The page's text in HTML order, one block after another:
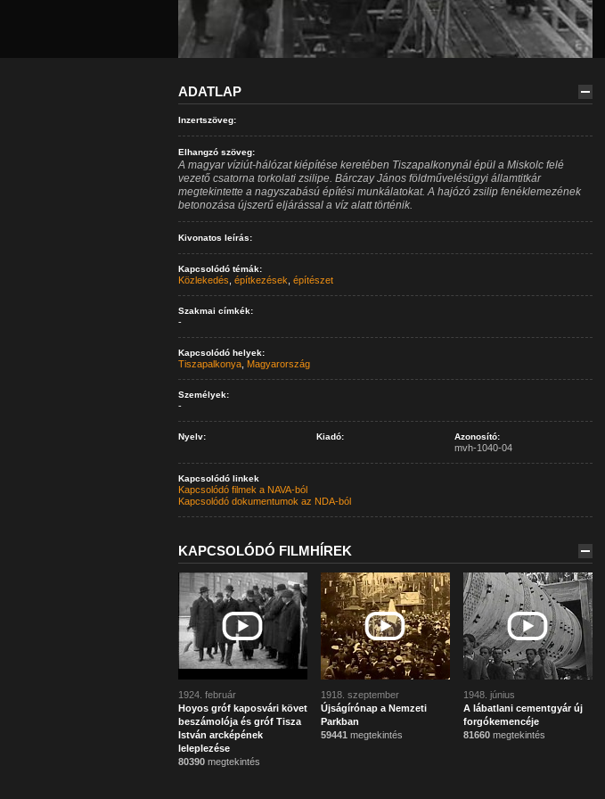
ADATLAP
Inzertszöveg:
Elhangzó szöveg:
A magyar víziút-hálózat kiépítése keretében Tiszapalkonynál épül a Miskolc felé
vezető csatorna torkolati zsilipe. Bárczay János földművelésügyi államtitkár
megtekintette a nagyszabású építési munkálatokat. A hajózó zsilip fenéklemezének
betonozása újszerű eljárással a víz alatt történik.
Kivonatos leírás:
Kapcsolódó témák:
Közlekedés építkezések építészet
Szakmai címkék:
-
Kapcsolódó helyek:
Tiszapalkonya, Magyarország
Személyek:
-
Nyelv: Kiadó: Azonosító:
mvh-1040-04
Kapcsolódó linkek
Kapcsolódó filmek a NAVA-ból
Kapcsolódó dokumentumok az NDA-ból
KAPCSOLÓDÓ FILMHÍREK
1924. február
Hoyos gróf kaposvári követ
beszámolója és gróf Tisza
István arcképének
leleplezése
80390megtekintés
1918. szeptember
Újságírónap a Nemzeti
Parkban
59441 megtekintés
1948. június
A lábatlani cementgyár új
forgókemencéje
81660megtekintés